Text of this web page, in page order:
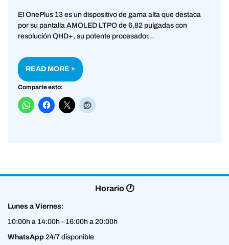
El OnePlus 13 es un dispositivo de gama alta que destaca
por su pantalla AMOLED LTPO de 6,82 pulgadas con
resolución QHD+, su potente procesador…
READ MORE »
Comparte esto:
Horario 🕐
Lunes a Viernes:
10:00h a 14:00h - 16:00h a 20:00h
WhatsApp 24/7 disponible